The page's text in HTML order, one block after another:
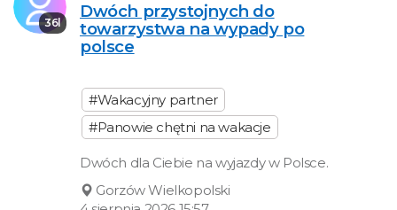
36l
Dwóch przystojnych do
towarzystwa na wypady po
polsce
#Wakacyjny partner
#Panowie chętni na wakacje
Dwóch dla Ciebie na wyjazdy w Polsce.
Gorzów Wielkopolski